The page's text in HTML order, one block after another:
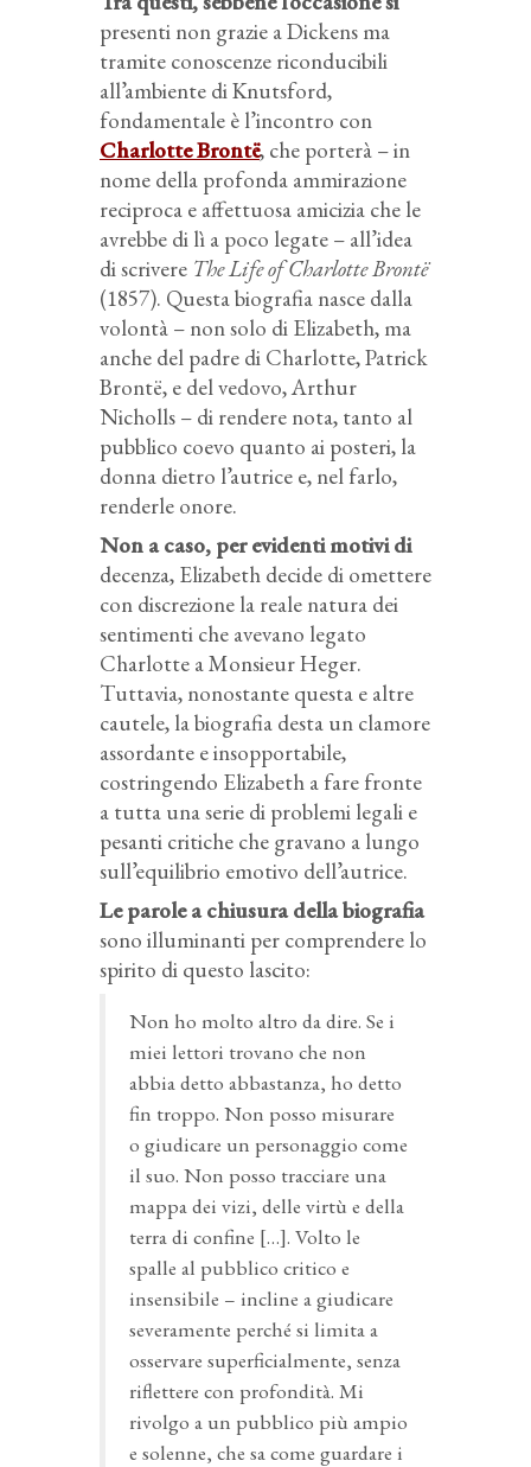
presenti non grazie a Dickens ma
tramite conoscenze riconducibili
all’ambiente di Knutsford,
fondamentale è l’incontro con
Charlotte Brontë, che porterà – in
nome della profonda ammirazione
reciproca e affettuosa amicizia che le
avrebbe di lì a poco legate – all’idea
di scrivere The Life of Charlotte Brontë
(1857). Questa biografia nasce dalla
volontà – non solo di Elizabeth, ma
anche del padre di Charlotte, Patrick
Brontë, e del vedovo, Arthur
Nicholls – di rendere nota, tanto al
pubblico coevo quanto ai posteri, la
donna dietro l’autrice e, nel farlo,
renderle onore.
Non a caso, per evidenti motivi di
decenza, Elizabeth decide di omettere
con discrezione la reale natura dei
sentimenti che avevano legato
Charlotte a Monsieur Heger.
Tuttavia, nonostante questa e altre
cautele, la biografia desta un clamore
assordante e insopportabile,
costringendo Elizabeth a fare fronte
a tutta una serie di problemi legali e
pesanti critiche che gravano a lungo
sull’equilibrio emotivo dell’autrice.
Le parole a chiusura della biografia
sono illuminanti per comprendere lo
spirito di questo lascito:
Non ho molto altro da dire. Se i
miei lettori trovano che non
abbia detto abbastanza, ho detto
fin troppo. Non posso misurare
o giudicare un personaggio come
il suo. Non posso tracciare una
mappa dei vizi, delle virtù e della
terra di confine […]. Volto le
spalle al pubblico critico e
insensibile – incline a giudicare
severamente perché si limita a
osservare superficialmente, senza
riflettere con profondità. Mi
rivolgo a un pubblico più ampio
e solenne, che sa come guardare i